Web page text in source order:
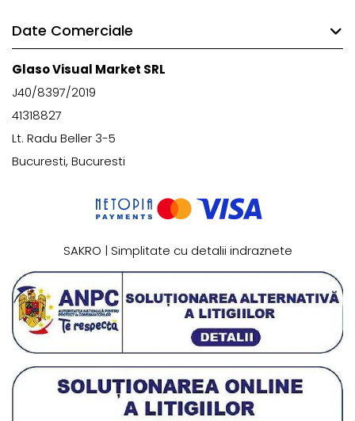
Date Comerciale
Glaso Visual Market SRL
J40/8397/2019
41318827
Lt. Radu Beller 3-5
Bucuresti, Bucuresti
SAKRO | Simplitate cu detalii indraznete